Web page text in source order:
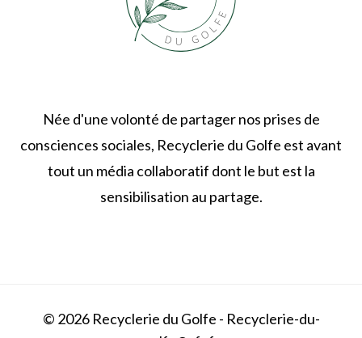
Née d'une volonté de partager nos prises de
consciences sociales, Recyclerie du Golfe est avant
tout un média collaboratif dont le but est la
sensibilisation au partage.
© 2026 Recyclerie du Golfe - Recyclerie-du-